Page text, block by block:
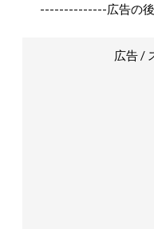
--------------広告の
広告 /